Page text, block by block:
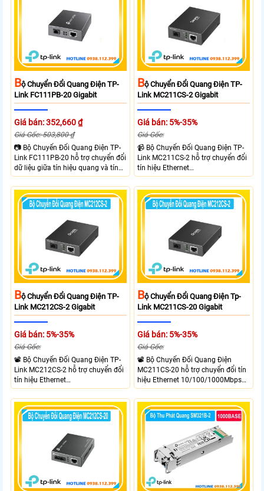
BỘ Chuyển Đổi Quang Điện TP-
Link FC111PB-20 Gigabit
Giá bán: 352,660 ₫
Giá Gốc: 503,800 ₫
📷 Bộ Chuyển Đổi Quang Điện TP-
Link FC111PB-20 hỗ trợ chuyển đổi
dữ liệu giữa tín hiệu quang và tín
hiệu điện với tốc độ 10/100Mbps,
mở rộng khoảng cách truyền lên
đến 20km. Công nghệ WDM cho
phép truyền nhận dữ liệu trên một
BỘ Chuyển Đổi Quang Điện TP-
Link MC211CS-2 Gigabit
Giá bán: 5%-35%
Giá Gốc:
📹 Bộ Chuyển Đổi Quang Điện TP-
Link MC211CS-2 hỗ trợ chuyển đổi
tín hiệu Ethernet
10/100/1000Mbps sang kết nối
cáp quang Gigabit Single Mode SC
WDM hai chiều. Trang bị 1 cổng
RJ45 Gigabit Auto MDI/MDIX và 1
liệu hai chiều đồng thời lên đến
BỘ Chuyển Đổi Quang Điện TP-
Link MC212CS-2 Gigabit
Giá bán: 5%-35%
Giá Gốc:
📽 Bộ Chuyển Đổi Quang Điện TP-
Link MC212CS-2 hỗ trợ chuyển đổi
tín hiệu Ethernet
10/100/1000Mbps sang kết nối
cáp quang Gigabit Single Mode SC
WDM hai chiều. Trang bị 1 cổng
RJ45 Gigabit Auto MDI/MDIX và 1
chiều đồng thời lên đến 20km.
BỘ Chuyển Đổi Quang Điện Tp-
Link MC211CS-20 Gigabit
Giá bán: 5%-35%
Giá Gốc:
📽 Bộ Chuyển Đổi Quang Điện
MC211CS-20 hỗ trợ chuyển đổi tín
hiệu Ethernet 10/100/1000Mbps
sang kết nối cáp quang Gigabit
Single Mode SC WDM hai chiều.
Trang bị 1 cổng RJ45 Gigabit Auto
MDI/MDIX và 1 cổng SC Gigabit hỗ
trợ truyền dữ liệu hai chiều đồng
thời lên đến 20km.